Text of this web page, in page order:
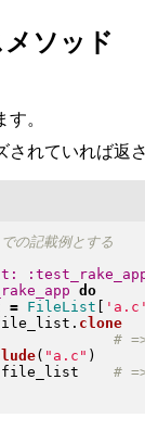
ソッド
。
されていれば返
do
= FileList 'a.c'
. clone
( " a.c " )